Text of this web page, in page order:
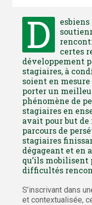
D
certes
développement
stagiaires, à
soient en
porter un
phénomène de
stagiaires en
avait pour but
parcours de
stagiaires
dégageant et en
qu’ils mobilisent
difficultés
S’inscrivant dans
et contextualisée,